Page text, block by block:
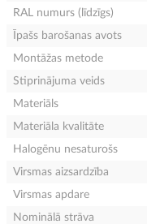
RAL numurs (līdzīgs)
Īpašs barošanas avots
Montāžas metode
Stiprinājuma veids
Materiāls
Materiāla kvalitāte
Halogēnu nesaturošs
Virsmas aizsardzība
Virsmas apdare
Nominālā strāva